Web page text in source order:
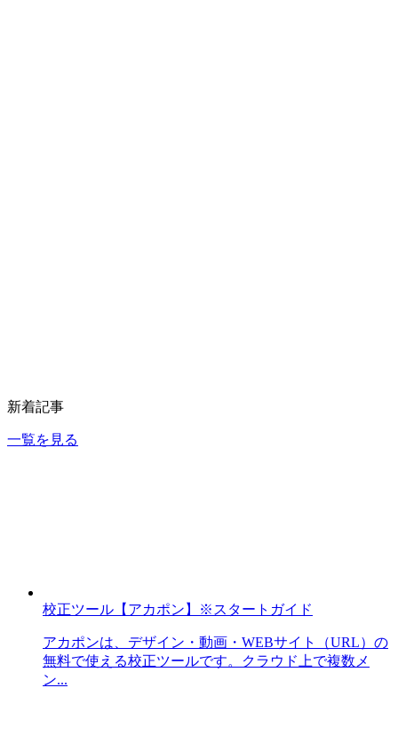
新着記事
一覧を見る
校正ツール【アカポン】※スタートガイド
アカポンは、デザイン・動画・WEBサイト（URL）の
無料で使える校正ツールです。クラウド上で複数メ
ン...